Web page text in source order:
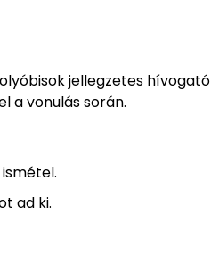
jellegzetes hívogató
a vonulás során.
ad ki.